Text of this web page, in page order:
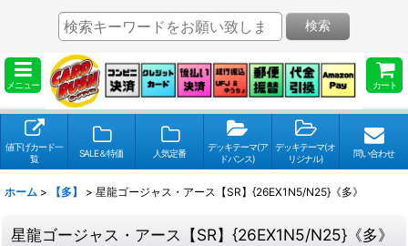
メニュー カート
検索
値下げカード一
覧
SALE＆特価 人気定番
デッキテーマ(ア
ドバンス)
デッキテーマ(オ
リジナル)
問い合わせ
ホーム > 【多】 > 星龍ゴージャス・アース【SR】{26EX1N5/N25}《多》
星龍ゴージャス・アース【SR】{26EX1N5/N25}《多》